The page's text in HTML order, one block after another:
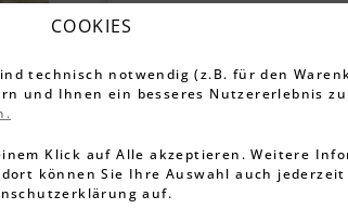
Gravur)
3.395
9,99 €
COOKIES
technisch notwendig (z.B. für den
und Ihnen ein besseres Nutzererlebnis
Klick auf Alle akzeptieren. Weitere
können Sie Ihre Auswahl auch jederzeit
auf.